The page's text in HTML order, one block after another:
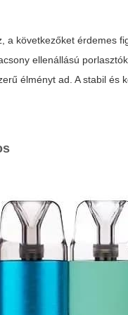
a következőket érdemes
ellenállású
élményt ad. A stabil